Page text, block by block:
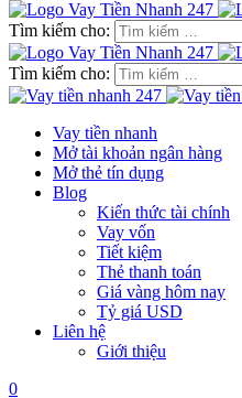
Tìm kiếm cho:
Tìm kiếm cho:
Vay tiền nhanh
Mở tài khoản ngân hàng
Mở thẻ tín dụng
Blog
Kiến thức tài chính
Vay vốn
Tiết kiệm
Thẻ thanh toán
Giá vàng hôm nay
Tỷ giá USD
Liên hệ
Giới thiệu
0